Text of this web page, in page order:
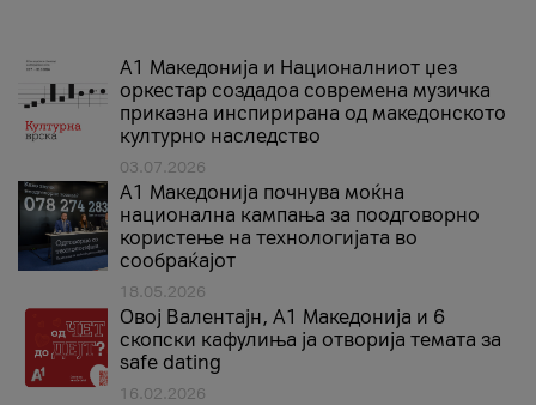
А1 Македонија и Националниот џез
оркестар создадоа современа музичка
приказна инспирирана од македонското
културно наследство
03.07.2026
A1 Македонија почнува моќна
национална кампања за поодговорно
користење на технологијата во
сообраќајот
18.05.2026
Овој Валентајн, A1 Македонија и 6
скопски кафулиња ја отворија темата за
safe dating
16.02.2026